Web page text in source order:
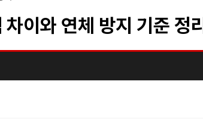
이와 연체 방지 기준 정리